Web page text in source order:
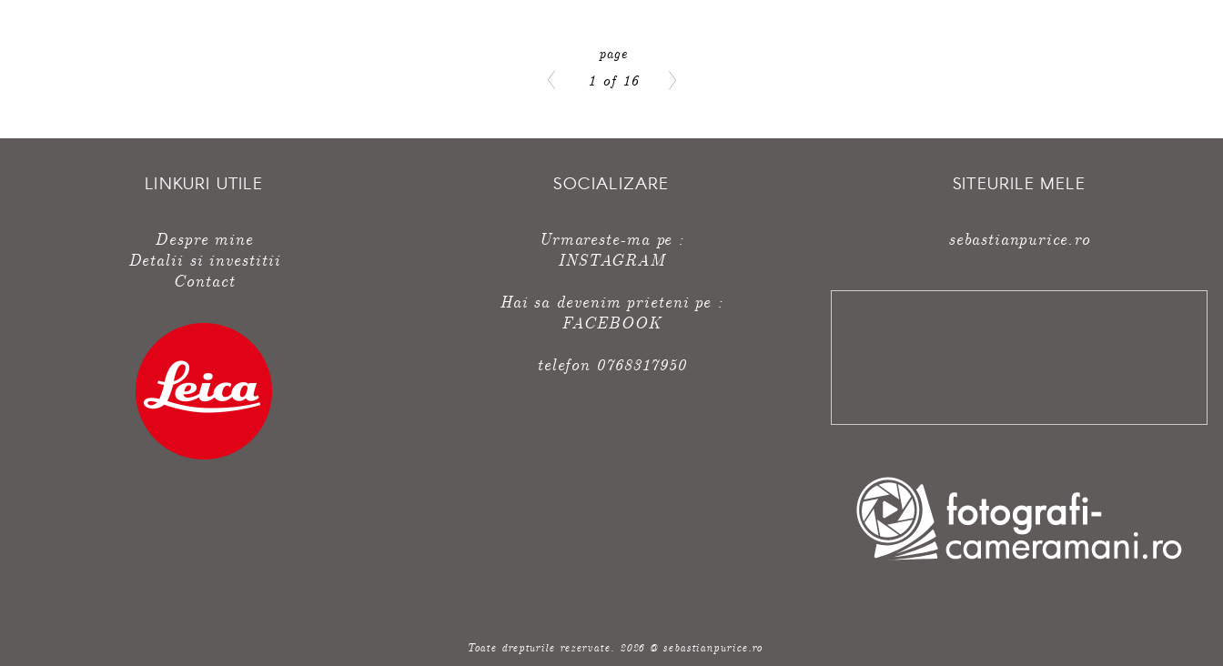
1 of 16
LINKURI UTILE
Despre mine
Detalii si investitii
Contact
SOCIALIZARE
Urmareste-ma pe :
INSTAGRAM
Hai sa devenim prieteni pe :
FACEBOOK
telefon 0768317950
SITEURILE MELE
sebastianpurice.ro
Toate drepturile rezervate. 2026 @ sebastianpurice.ro